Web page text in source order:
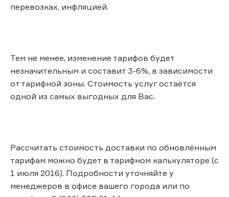
перевозках, инфляцией.
Тем не менее, изменение тарифов будет
незначительным и составит 3-6%, в зависимости
от тарифной зоны. Стоимость услуг остаётся
одной из самых выгодных для Вас.
Рассчитать стоимость доставки по обновлённым
тарифам можно будет в тарифном калькуляторе (с
1 июля 2016). Подробности уточняйте у
менеджеров в офисе вашего города или по